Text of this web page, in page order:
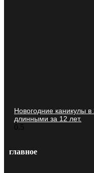
Новогодние каникулы
длинными за 12 лет.
главное